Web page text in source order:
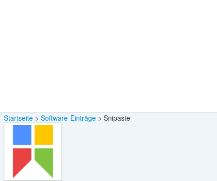
Startseite Software-Einträge Snipaste